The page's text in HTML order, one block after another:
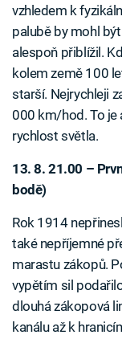
vzhledem k
palubě by mohl
alespoň přiblížil.
kolem země 100
starší. Nejrychleji
000 km/hod. To je
rychlost světla.
13. 8. 21.00 –
bodě)
Rok 1914
také nepříjemné
marastu zákopů.
vypětím sil
dlouhá zákopová
kanálu až k